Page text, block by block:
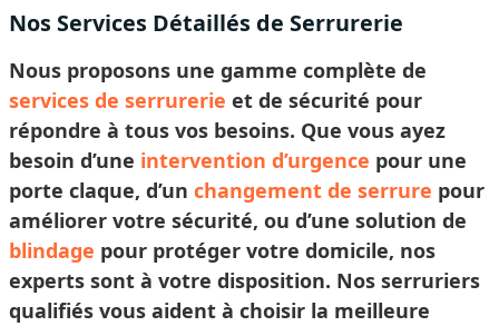
Nos Services Détaillés de Serrurerie
Nous proposons une gamme complète de
services de serrurerie et de sécurité pour
répondre à tous vos besoins. Que vous ayez
besoin d’une intervention d’urgence pour une
porte claque, d’un changement de serrure pour
améliorer votre sécurité, ou d’une solution de
blindage pour protéger votre domicile, nos
experts sont à votre disposition. Nos serruriers
qualifiés vous aident à choisir la meilleure